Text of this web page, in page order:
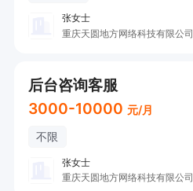
张女士
重庆天圆地方网络科技有限公司
后台咨询客服
3000-10000 元/月
不限
张女士
重庆天圆地方网络科技有限公司